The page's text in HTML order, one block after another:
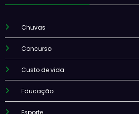
Chuvas
Concurso
Custo de vida
Educação
Esporte